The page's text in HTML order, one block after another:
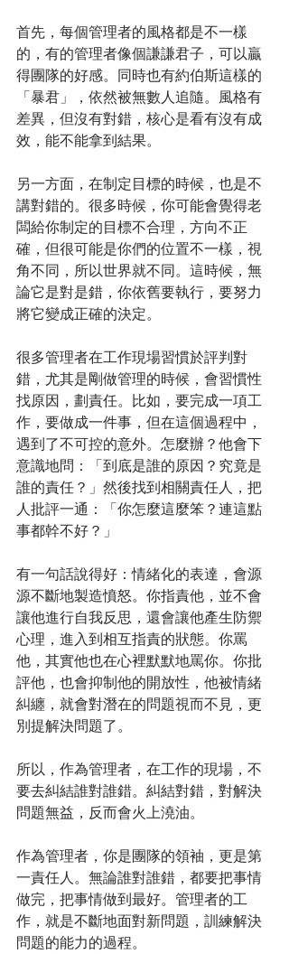
首先，每個管理者的風格都是不一樣
的，有的管理者像個謙謙君子，可以贏
得團隊的好感。同時也有約伯斯這樣的
「暴君」，依然被無數人追隨。風格有
差異，但沒有對錯，核心是看有沒有成
效，能不能拿到結果。
另一方面，在制定目標的時候，也是不
講對錯的。很多時候，你可能會覺得老
闆給你制定的目標不合理，方向不正
確，但很可能是你們的位置不一樣，視
角不同，所以世界就不同。這時候，無
論它是對是錯，你依舊要執行，要努力
將它變成正確的決定。
很多管理者在工作現場習慣於評判對
錯，尤其是剛做管理的時候，會習慣性
找原因，劃責任。比如，要完成一項工
作，要做成一件事，但在這個過程中，
遇到了不可控的意外。怎麼辦？他會下
意識地問：「到底是誰的原因？究竟是
誰的責任？」然後找到相關責任人，把
人批評一通：「你怎麼這麼笨？連這點
事都幹不好？」
有一句話說得好：情緒化的表達，會源
源不斷地製造憤怒。你指責他，並不會
讓他進行自我反思，還會讓他產生防禦
心理，進入到相互指責的狀態。你罵
他，其實他也在心裡默默地罵你。你批
評他，也會抑制他的開放性，他被情緒
糾纏，就會對潛在的問題視而不見，更
別提解決問題了。
所以，作為管理者，在工作的現場，不
要去糾結誰對誰錯。糾結對錯，對解決
問題無益，反而會火上澆油。
作為管理者，你是團隊的領袖，更是第
一責任人。無論誰對誰錯，都要把事情
做完，把事情做到最好。管理者的工
作，就是不斷地面對新問題，訓練解決
問題的能力的過程。